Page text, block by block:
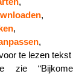
,
,
,
te lezen tekst
zie